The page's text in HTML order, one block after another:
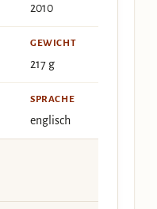
2010
GEWICHT
217 g
SPRACHE
englisch